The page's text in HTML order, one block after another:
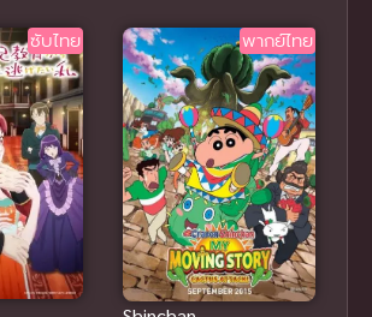
ซับไทย พากย์ไทย